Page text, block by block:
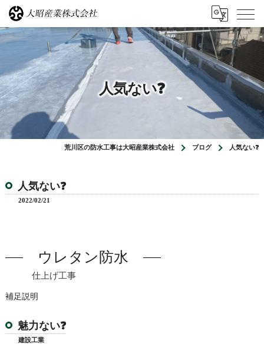
人気ない❓
荒川区の防水工事は大昭産業株式会社 ブログ 人気ない❓
人気ない❓
2022/02/21
ウレタン防水
仕上げ工事
補足説明
魅力ない❓
建設工業